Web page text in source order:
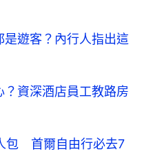
遊客？內行人指出這
資深酒店員工教路房
包 首爾自由行必去7